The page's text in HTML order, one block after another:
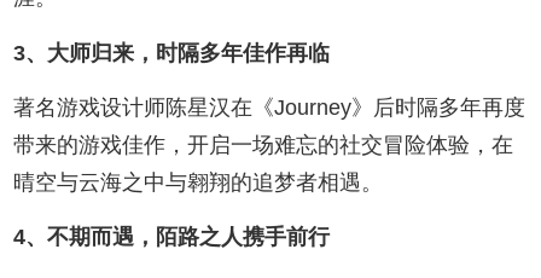
3、大师归来，时隔多年佳作再临
著名游戏设计师陈星汉在《Journey》后时隔多年再度
带来的游戏佳作，开启一场难忘的社交冒险体验，在
晴空与云海之中与翱翔的追梦者相遇。
4、不期而遇，陌路之人携手前行